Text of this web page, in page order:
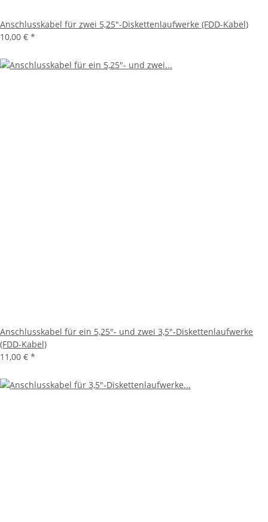
Anschlusskabel für zwei 5,25"-Diskettenlaufwerke (FDD-Kabel)
10,00 € *
Anschlusskabel für ein 5,25"- und zwei 3,5"-Diskettenlaufwerke
(FDD-Kabel)
11,00 € *